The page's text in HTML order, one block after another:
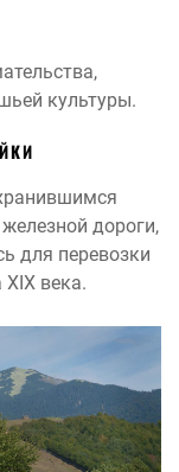
культуры.
дороги,
для перевозки
века.